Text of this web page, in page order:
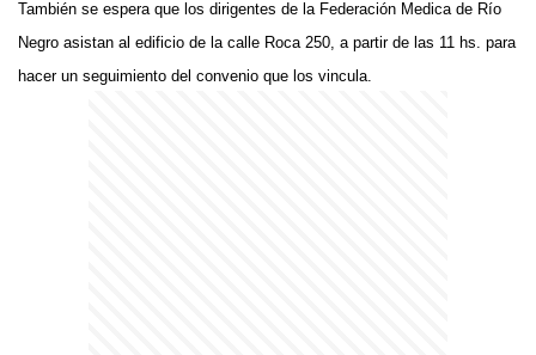
También se espera que los dirigentes de la Federación Medica de Río
Negro asistan al edificio de la calle Roca 250, a partir de las 11 hs. para
hacer un seguimiento del convenio que los vincula.